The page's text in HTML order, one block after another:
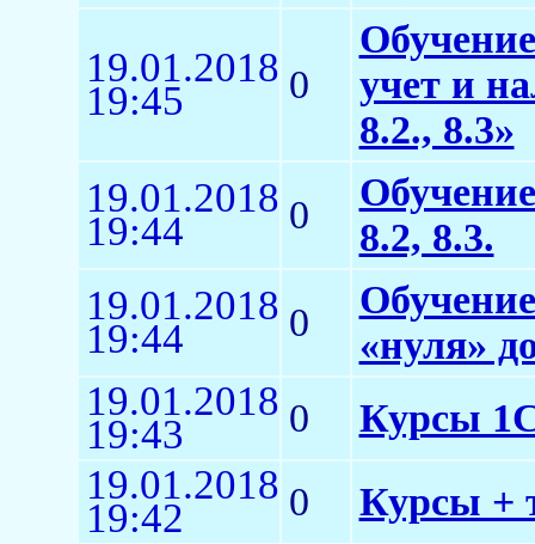
19.01.2018
19:45 0
учет и
8.2., 8.3»
19.01.2018
19:44 0
8.2, 8.3.
19.01.2018
19:44 0
«нуля»
19.01.2018
19:43 0 Курсы
19.01.2018
19:42 0 Курсы +